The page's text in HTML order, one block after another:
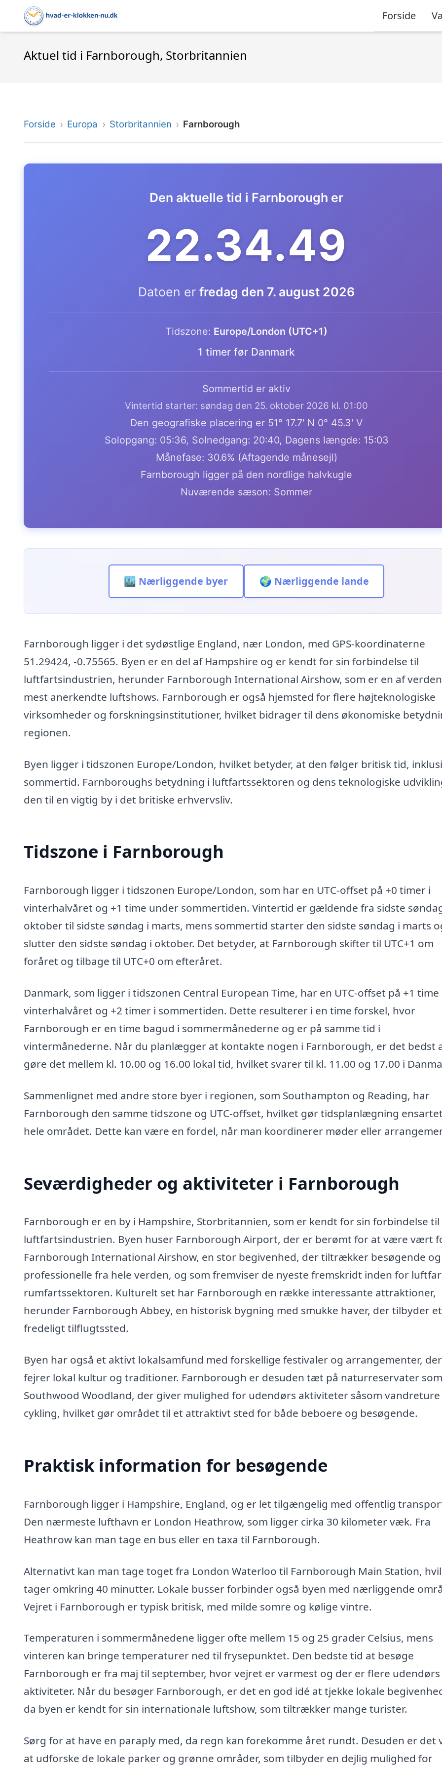
Forside
Aktuel tid i Farnborough, Storbritannien
Forside Europa Storbritannien Farnborough
Den aktuelle tid i Farnborough er
22.34.49
Datoen er fredag den 7. august 2026
Tidszone: Europe/London (UTC+1)
1 timer før Danmark
Sommertid er aktiv
Vintertid starter: søndag den 25. oktober 2026 kl. 01:00
Den geografiske placering er 51° 17.7' N 0° 45.3' V
Solopgang: 05:36, Solnedgang: 20:40, Dagens længde: 15:03
Månefase: 30.6% (Aftagende månesejl)
Farnborough ligger på den nordlige halvkugle
Nuværende sæson: Sommer
🏙️ Nærliggende byer 🌍 Nærliggende lande
Farnborough ligger i det sydøstlige England, nær London, med GPS-koordinaterne
51.29424, -0.75565. Byen er en del af Hampshire og er kendt for sin forbindelse til
luftfartsindustrien, herunder Farnborough International Airshow, som er en af
mest anerkendte luftshows. Farnborough er også hjemsted for flere højteknologiske
virksomheder og forskningsinstitutioner, hvilket bidrager til dens økonomiske
regionen.
Byen ligger i tidszonen Europe/London, hvilket betyder, at den følger britisk tid,
sommertid. Farnboroughs betydning i luftfartssektoren og dens teknologiske
den til en vigtig by i det britiske erhvervsliv.
Tidszone i Farnborough
Farnborough ligger i tidszonen Europe/London, som har en UTC-offset på +0 timer i
vinterhalvåret og +1 time under sommertiden. Vintertid er gældende fra sidste
oktober til sidste søndag i marts, mens sommertid starter den sidste søndag i marts
slutter den sidste søndag i oktober. Det betyder, at Farnborough skifter til UTC+1 om
foråret og tilbage til UTC+0 om efteråret.
Danmark, som ligger i tidszonen Central European Time, har en UTC-offset på +1 time
vinterhalvåret og +2 timer i sommertiden. Dette resulterer i en time forskel, hvor
Farnborough er en time bagud i sommermånederne og er på samme tid i
vintermånederne. Når du planlægger at kontakte nogen i Farnborough, er det bedst
gøre det mellem kl. 10.00 og 16.00 lokal tid, hvilket svarer til kl. 11.00 og 17.00 i
Sammenlignet med andre store byer i regionen, som Southampton og Reading, har
Farnborough den samme tidszone og UTC-offset, hvilket gør tidsplanlægning
hele området. Dette kan være en fordel, når man koordinerer møder eller
Seværdigheder og aktiviteter i Farnborough
Farnborough er en by i Hampshire, Storbritannien, som er kendt for sin forbindelse til
luftfartsindustrien. Byen huser Farnborough Airport, der er berømt for at være vært
Farnborough International Airshow, en stor begivenhed, der tiltrækker besøgende og
professionelle fra hele verden, og som fremviser de nyeste fremskridt inden for
rumfartssektoren. Kulturelt set har Farnborough en række interessante attraktioner,
herunder Farnborough Abbey, en historisk bygning med smukke haver, der tilbyder et
fredeligt tilflugtssted.
Byen har også et aktivt lokalsamfund med forskellige festivaler og arrangementer, der
fejrer lokal kultur og traditioner. Farnborough er desuden tæt på naturreservater som
Southwood Woodland, der giver mulighed for udendørs aktiviteter såsom vandreture
cykling, hvilket gør området til et attraktivt sted for både beboere og besøgende.
Praktisk information for besøgende
Farnborough ligger i Hampshire, England, og er let tilgængelig med offentlig
Den nærmeste lufthavn er London Heathrow, som ligger cirka 30 kilometer væk. Fra
Heathrow kan man tage en bus eller en taxa til Farnborough.
Alternativt kan man tage toget fra London Waterloo til Farnborough Main Station,
tager omkring 40 minutter. Lokale busser forbinder også byen med nærliggende
Vejret i Farnborough er typisk britisk, med milde somre og kølige vintre.
Temperaturen i sommermånedene ligger ofte mellem 15 og 25 grader Celsius, mens
vinteren kan bringe temperaturer ned til frysepunktet. Den bedste tid at besøge
Farnborough er fra maj til september, hvor vejret er varmest og der er flere udendørs
aktiviteter. Når du besøger Farnborough, er det en god idé at tjekke lokale
da byen er kendt for sin internationale luftshow, som tiltrækker mange turister.
Sørg for at have en paraply med, da regn kan forekomme året rundt. Desuden er det
at udforske de lokale parker og grønne områder, som tilbyder en dejlig mulighed for